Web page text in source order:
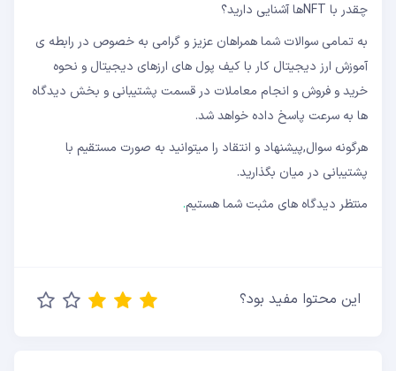
چقدر با NFTها آشنایی دارید؟
به تمامی سوالات شما همراهان عزیز و گرامی به خصوص در رابطه ی
آموزش ارز دیجیتال کار با کیف پول های ارزهای دیجیتال و نحوه
خرید و فروش و انجام معاملات در قسمت پشتیبانی و بخش دیدگاه
ها به سرعت پاسخ داده خواهد شد.
هرگونه سوال,پیشنهاد و انتقاد را میتوانید به صورت مستقیم با
پشتیبانی در میان بگذارید.
منتظر دیدگاه های مثبت شما هستیم.
این محتوا مفید بود؟